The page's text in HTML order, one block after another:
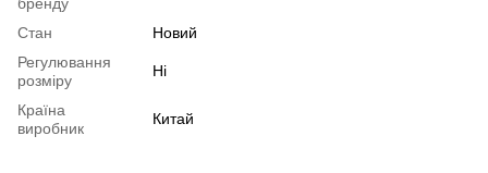
Стан
Новий
Регулювання
розміру
Ні
Країна
виробник
Китай